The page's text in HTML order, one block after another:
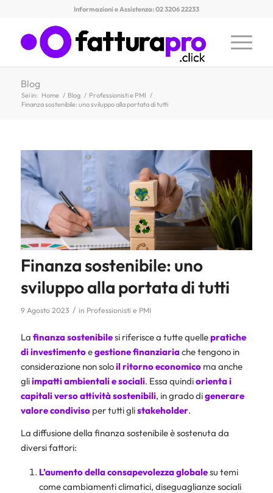
Informazioni e Assistenza: 02 3206 22233
Blog
Sei in: Home / Blog / Professionisti e PMI /
Finanza sostenibile: uno sviluppo alla portata di tutti
Finanza sostenibile: uno
sviluppo alla portata di tutti
9 Agosto 2023 / in Professionisti e PMI
La finanza sostenibilesi riferisce a tutte quellepratiche
di investimentoegestionefinanziariache tengono in
considerazione non soloil ritorno economicoma anche
gliimpatti ambientali e sociali. Essa quindiorienta i
capitali verso attività sostenibili, in grado digenerare
valore condivisoper tutti glistakeholder.
La diffusione della finanza sostenibile è sostenuta da
diversi fattori:
L’aumento della consapevolezza globalesu temi
come cambiamenti climatici, diseguaglianze sociali